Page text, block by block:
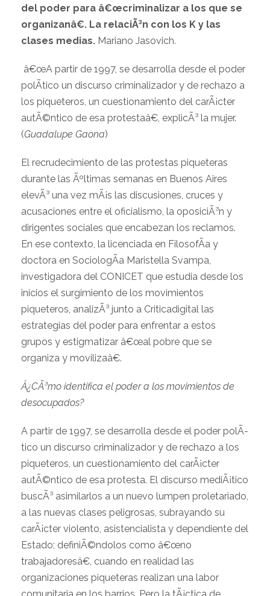
del poder para â€œcriminalizar a los que se
organizanâ€. La relaciÃ³n con los K y las
clases medias. Mariano Jasovich.
â€œA partir de 1997, se desarrolla desde el poder
polÃ­tico un discurso criminalizador y de rechazo a
los piqueteros, un cuestionamiento del carÃ¡cter
autÃ©ntico de esa protestaâ€, explicÃ³ la mujer.
(Guadalupe Gaona)
El recrudecimiento de las protestas piqueteras
durante las Ãºltimas semanas en Buenos Aires
elevÃ³ una vez mÃ¡s las discusiones, cruces y
acusaciones entre el oficialismo, la oposiciÃ³n y
dirigentes sociales que encabezan los reclamos.
En ese contexto, la licenciada en FilosofÃ­a y
doctora en SociologÃ­a Maristella Svampa,
investigadora del CONICET que estudia desde los
inicios el surgimiento de los movimientos
piqueteros, analizÃ³ junto a Criticadigital las
estrategias del poder para enfrentar a estos
grupos y estigmatizar â€œal pobre que se
organiza y movilizaâ€.
Â¿CÃ³mo identifica el poder a los movimientos de
desocupados?
A partir de 1997, se desarrolla desde el poder polÃ­
tico un discurso criminalizador y de rechazo a los
piqueteros, un cuestionamiento del carÃ¡cter
autÃ©ntico de esa protesta. El discurso mediÃ¡tico
buscÃ³ asimilarlos a un nuevo lumpen proletariado,
a las nuevas clases peligrosas, subrayando su
carÃ¡cter violento, asistencialista y dependiente del
Estado; definiÃ©ndolos como â€œno
trabajadoresâ€, cuando en realidad las
organizaciones piqueteras realizan una labor